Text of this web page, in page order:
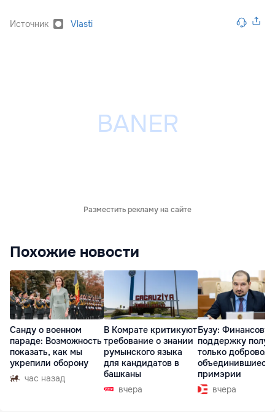
Источник Vlasti
Разместить рекламу на сайте
Похожие новости
Санду о военном
параде: Возможность
показать, как мы
укрепили оборону
час назад
В Комрате критикуют
требование о знании
румынского языка
для кандидатов в
башканы
вчера
Бузу:
поддержку
только
объединившиеся
примэрии
вчера